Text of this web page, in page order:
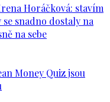
Horáčková: stavím
snadno dostaly na
na sebe
Money Quiz jsou